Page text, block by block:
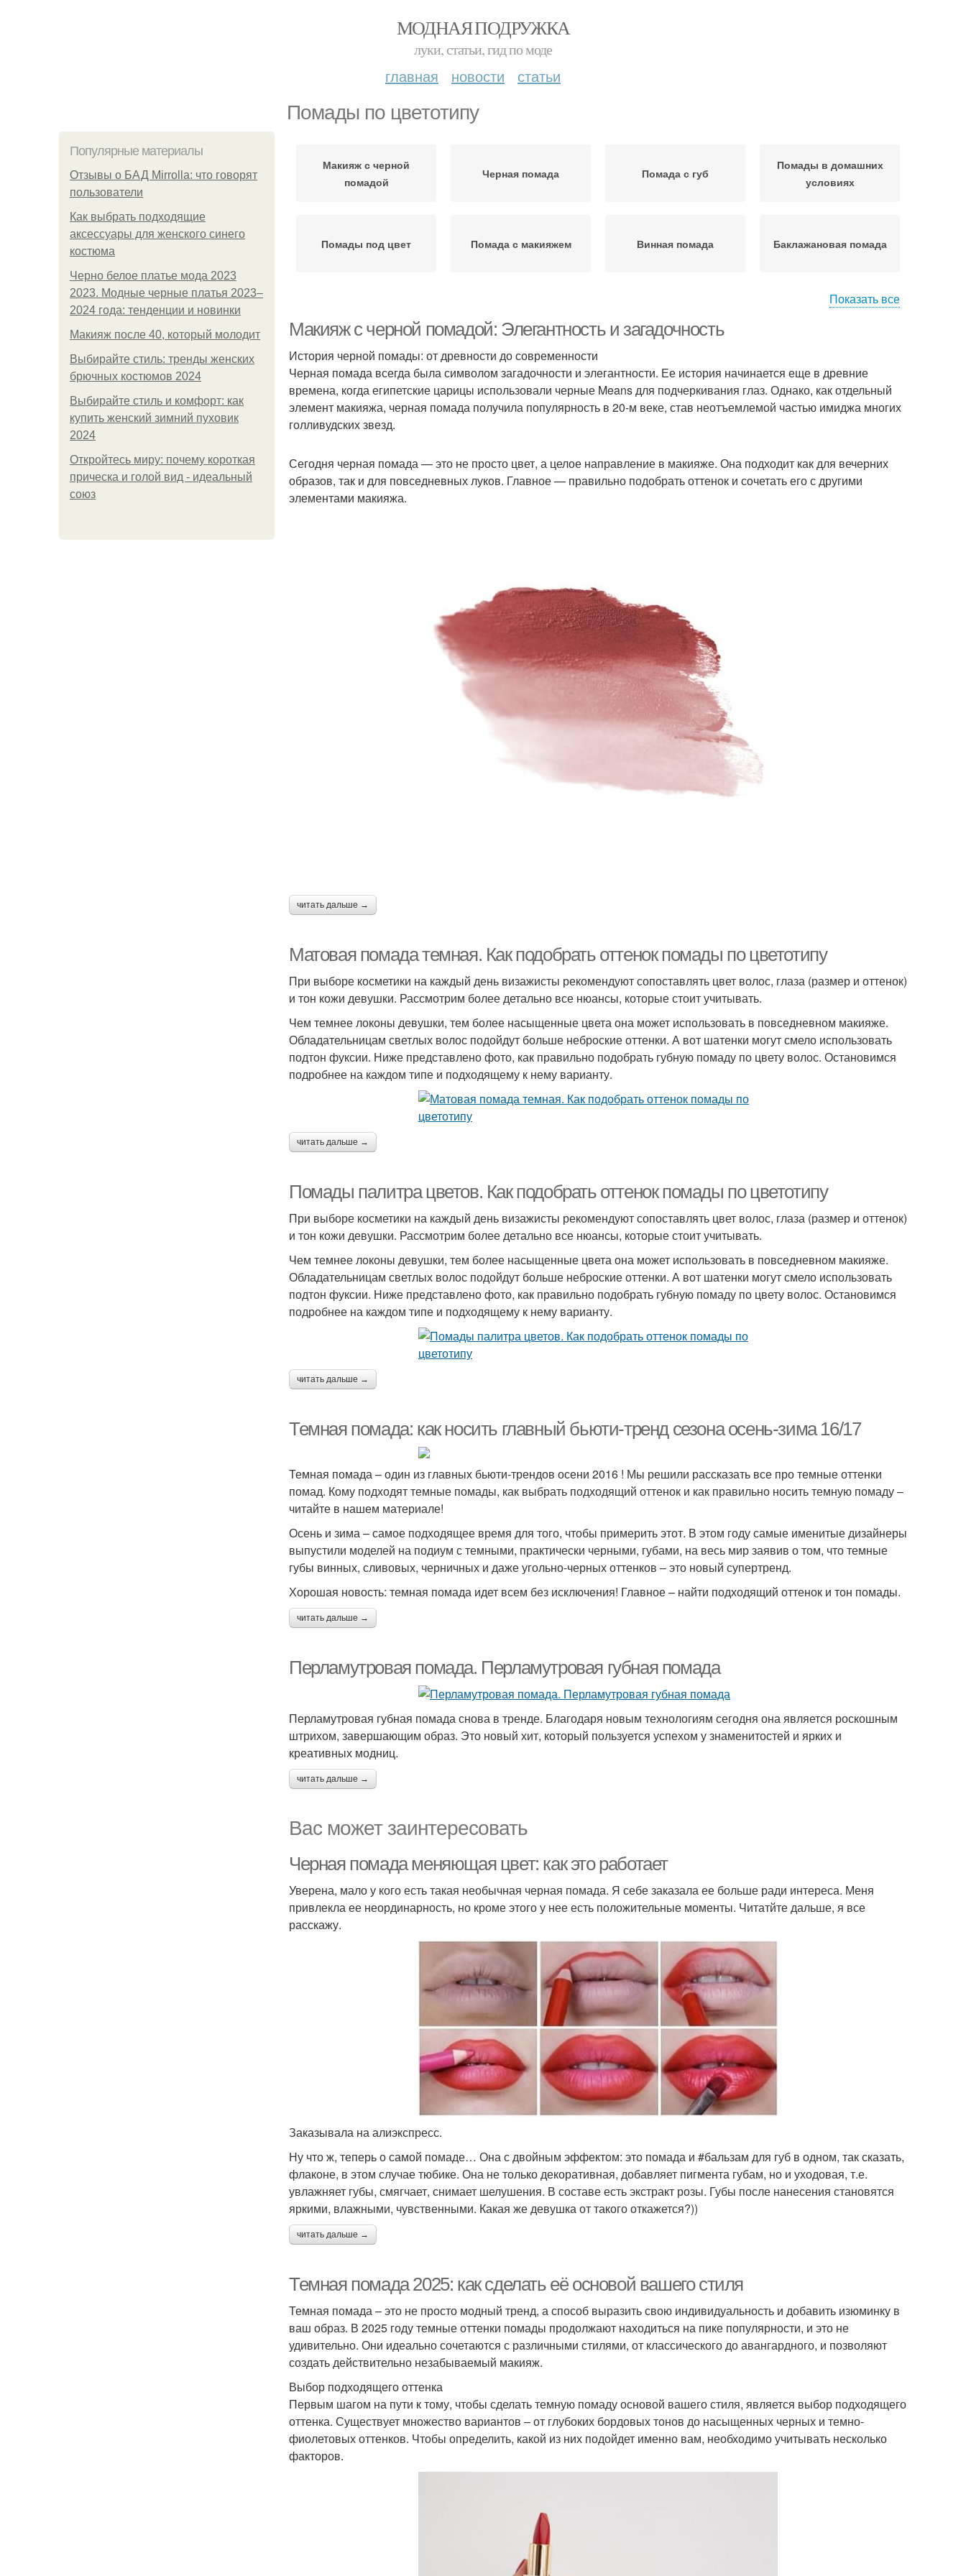
МОДНАЯ ПОДРУЖКА
луки, статьи, гид по моде
главная новости статьи
Помады по цветотипу
Популярные материалы
Отзывы о БАД Mirrolla: что говорят
пользователи
Как выбрать подходящие
аксессуары для женского синего
костюма
Черно белое платье мода 2023
2023. Модные черные платья 2023–
2024 года: тенденции и новинки
Макияж после 40, который молодит
Выбирайте стиль: тренды женских
брючных костюмов 2024
Выбирайте стиль и комфорт: как
купить женский зимний пуховик
2024
Откройтесь миру: почему короткая
прическа и голой вид - идеальный
союз
Макияж с черной
помадой
Черная помада Помада с губ
Помады в домашних
условиях
Помады под цвет Помада с макияжем Винная помада Баклажановая помада
Помады для вечернего
Матовая помада Темная помада Губная помада
Макияж с темной
помадой
жизни
Показать все
Макияж с черной помадой: Элегантность и загадочность
История черной помады: от древности до современности
Черная помада всегда была символом загадочности и элегантности. Ее история начинается еще в древние
времена, когда египетские царицы использовали черные Means для подчеркивания глаз. Однако, как отдельный
элемент макияжа, черная помада получила популярность в 20-м веке, став неотъемлемой частью имиджа многих
голливудских звезд.
Сегодня черная помада — это не просто цвет, а целое направление в макияже. Она подходит как для вечерних
образов, так и для повседневных луков. Главное — правильно подобрать оттенок и сочетать его с другими
элементами макияжа.
читать дальше →
Матовая помада темная. Как подобрать оттенок помады по цветотипу
При выборе косметики на каждый день визажисты рекомендуют сопоставлять цвет волос, глаза (размер и оттенок)
и тон кожи девушки. Рассмотрим более детально все нюансы, которые стоит учитывать.
Чем темнее локоны девушки, тем более насыщенные цвета она может использовать в повседневном макияже.
Обладательницам светлых волос подойдут больше неброские оттенки. А вот шатенки могут смело использовать
подтон фуксии. Ниже представлено фото, как правильно подобрать губную помаду по цвету волос. Остановимся
подробнее на каждом типе и подходящему к нему варианту.
читать дальше →
Помады палитра цветов. Как подобрать оттенок помады по цветотипу
При выборе косметики на каждый день визажисты рекомендуют сопоставлять цвет волос, глаза (размер и оттенок)
и тон кожи девушки. Рассмотрим более детально все нюансы, которые стоит учитывать.
Чем темнее локоны девушки, тем более насыщенные цвета она может использовать в повседневном макияже.
Обладательницам светлых волос подойдут больше неброские оттенки. А вот шатенки могут смело использовать
подтон фуксии. Ниже представлено фото, как правильно подобрать губную помаду по цвету волос. Остановимся
подробнее на каждом типе и подходящему к нему варианту.
читать дальше →
Темная помада: как носить главный бьюти-тренд сезона осень-зима 16/17
Темная помада – один из главных бьюти-трендов осени 2016 ! Мы решили рассказать все про темные оттенки
помад. Кому подходят темные помады, как выбрать подходящий оттенок и как правильно носить темную помаду –
читайте в нашем материале!
Осень и зима – самое подходящее время для того, чтобы примерить этот. В этом году самые именитые дизайнеры
выпустили моделей на подиум с темными, практически черными, губами, на весь мир заявив о том, что темные
губы винных, сливовых, черничных и даже угольно-черных оттенков – это новый супертренд.
Хорошая новость: темная помада идет всем без исключения! Главное – найти подходящий оттенок и тон помады.
читать дальше →
Перламутровая помада. Перламутровая губная помада
Перламутровая губная помада снова в тренде. Благодаря новым технологиям сегодня она является роскошным
штрихом, завершающим образ. Это новый хит, который пользуется успехом у знаменитостей и ярких и
креативных модниц.
читать дальше →
Вас может заинтересовать
Черная помада меняющая цвет: как это работает
Уверена, мало у кого есть такая необычная черная помада. Я себе заказала ее больше ради интереса. Меня
привлекла ее неординарность, но кроме этого у нее есть положительные моменты. Читатйте дальше, я все
расскажу.
Заказывала на алиэкспресс.
Ну что ж, теперь о самой помаде… Она с двойным эффектом: это помада и #бальзам для губ в одном, так сказать,
флаконе, в этом случае тюбике. Она не только декоративная, добавляет пигмента губам, но и уходовая, т.е.
увлажняет губы, смягчает, снимает шелушения. В составе есть экстракт розы. Губы после нанесения становятся
яркими, влажными, чувственными. Какая же девушка от такого откажется?))
читать дальше →
Темная помада 2025: как сделать её основой вашего стиля
Темная помада – это не просто модный тренд, а способ выразить свою индивидуальность и добавить изюминку в
ваш образ. В 2025 году темные оттенки помады продолжают находиться на пике популярности, и это не
удивительно. Они идеально сочетаются с различными стилями, от классического до авангардного, и позволяют
создать действительно незабываемый макияж.
Выбор подходящего оттенка
Первым шагом на пути к тому, чтобы сделать темную помаду основой вашего стиля, является выбор подходящего
оттенка. Существует множество вариантов – от глубоких бордовых тонов до насыщенных черных и темно-
фиолетовых оттенков. Чтобы определить, какой из них подойдет именно вам, необходимо учитывать несколько
факторов.